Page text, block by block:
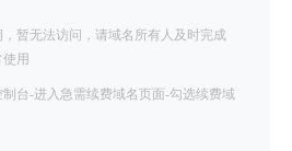
暂无法访问，请域名所有人及时完成
用
台-进入急需续费域名页面-勾选续费域